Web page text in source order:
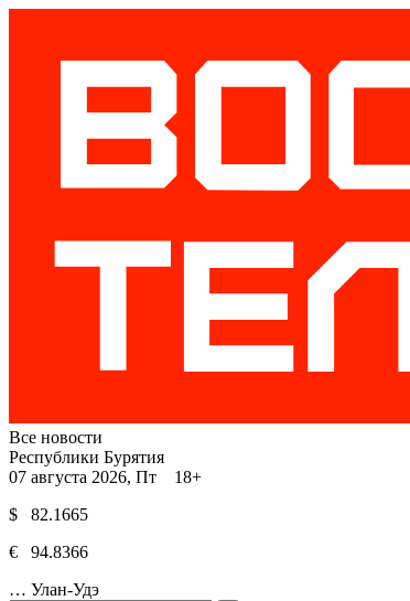
Все новости
Республики Бурятия
07 августа 2026, Пт 18+
$ 82.1665
€ 94.8366
… Улан-Удэ